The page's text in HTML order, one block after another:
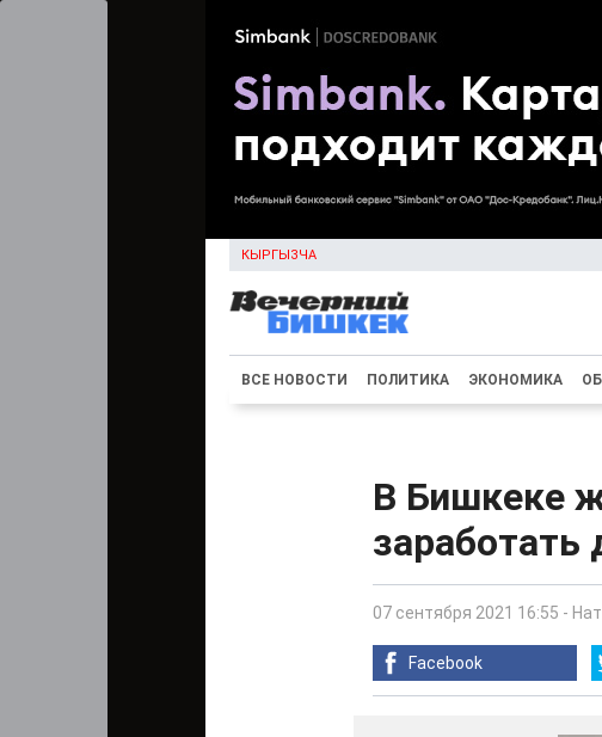
КЫРГЫЗЧА
ВСЕ НОВОСТИ ПОЛИТИКА ЭКОНОМИКА
В Бишкеке
заработать
07 сентября 2021 16:55 -
Facebook